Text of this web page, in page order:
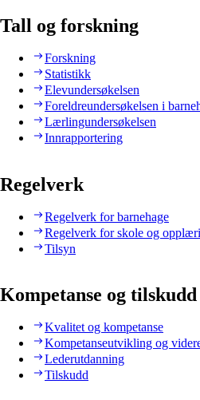
Tall og forskning
Forskning
Statistikk
Elevundersøkelsen
Foreldreundersøkelsen i
Lærlingundersøkelsen
Innrapportering
Regelverk
Regelverk for barnehage
Regelverk for skole og
Tilsyn
Kompetanse og tilskudd
Kvalitet og kompetanse
Kompetanseutvikling og
Lederutdanning
Tilskudd